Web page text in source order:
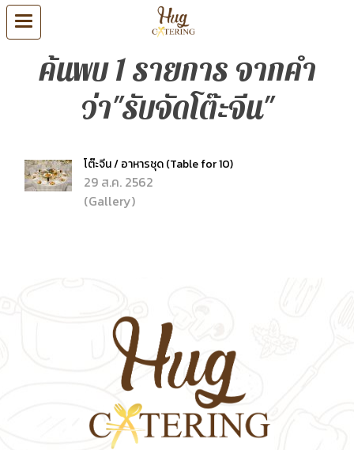
ค้นพบ 1 รายการ จากคำ
ว่า"รับจัดโต๊ะจีน"
โต๊ะจีน / อาหารชุด (Table for 10)
29 ส.ค. 2562
(Gallery)